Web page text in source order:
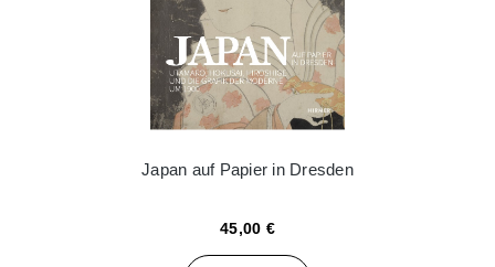
Japan auf Papier in Dresden
45,00 €